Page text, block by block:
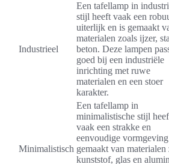
Industrieel
Een tafellamp in
stijl heeft vaak een
uiterlijk en is gemaakt
materialen zoals ijzer,
beton. Deze lampen
goed bij een industriële
inrichting met ruwe
materialen en een stoer
karakter.
Minimalistisch
Een tafellamp in
minimalistische stijl
vaak een strakke en
eenvoudige
gemaakt van materialen
kunststof, glas en